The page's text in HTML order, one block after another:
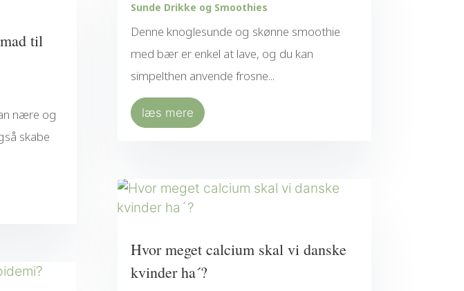
til
nære og
skabe
Sunde Drikke og Smoothies
Denne knoglesunde og skønne smoothie
med bær er enkel at lave, og du kan
simpelthen anvende frosne...
læs mere
Hvor meget calcium skal vi danske
kvinder ha´?